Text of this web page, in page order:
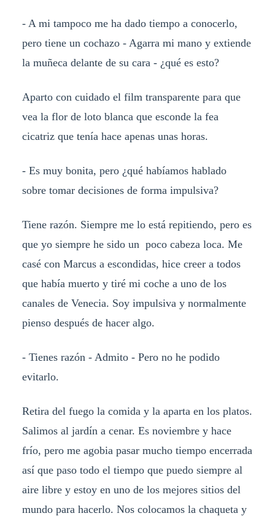
- A mi tampoco me ha dado tiempo a conocerlo,
pero tiene un cochazo - Agarra mi mano y extiende
la muñeca delante de su cara - ¿qué es esto?
Aparto con cuidado el film transparente para que
vea la flor de loto blanca que esconde la fea
cicatriz que tenía hace apenas unas horas.
- Es muy bonita, pero ¿qué habíamos hablado
sobre tomar decisiones de forma impulsiva?
Tiene razón. Siempre me lo está repitiendo, pero es
que yo siempre he sido un poco cabeza loca. Me
casé con Marcus a escondidas, hice creer a todos
que había muerto y tiré mi coche a uno de los
canales de Venecia. Soy impulsiva y normalmente
pienso después de hacer algo.
- Tienes razón - Admito - Pero no he podido
evitarlo.
Retira del fuego la comida y la aparta en los platos.
Salimos al jardín a cenar. Es noviembre y hace
frío, pero me agobia pasar mucho tiempo encerrada
así que paso todo el tiempo que puedo siempre al
aire libre y estoy en uno de los mejores sitios del
mundo para hacerlo. Nos colocamos la chaqueta y